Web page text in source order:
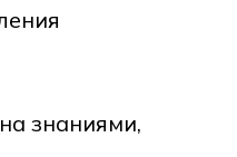
знаниями,